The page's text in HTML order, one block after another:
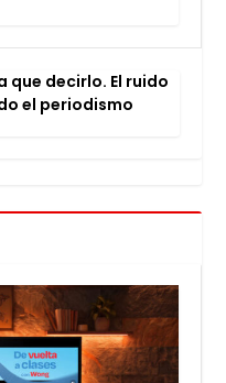
que decir­lo. El rui­do
el perio­dis­mo